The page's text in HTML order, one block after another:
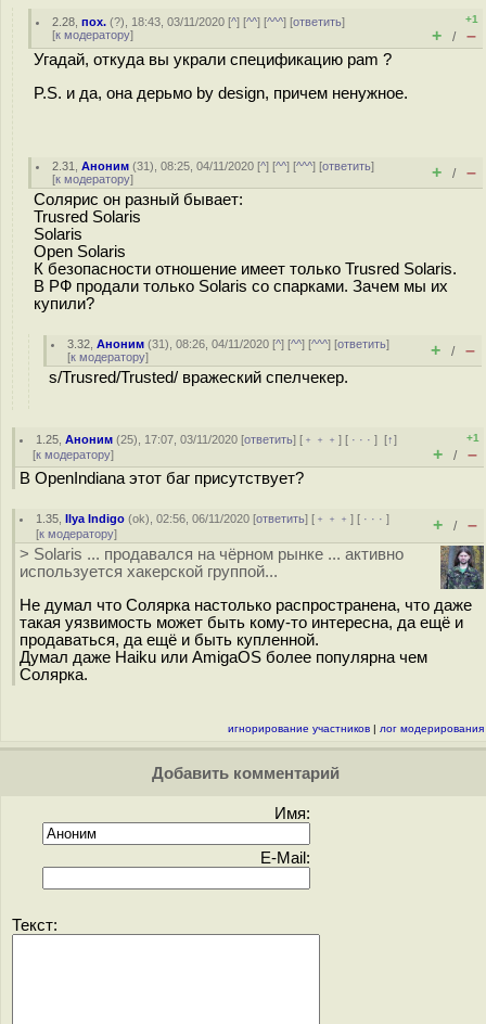
2.28 ,пох. (?), 18:43, 03/11/2020 [^] [^^] [^^^] [ответить]
[к модератору]
+1
+ / –
Угадай, откуда вы украли спецификацию pam ?
P.S. и да, она дерьмо by design, причем ненужное.
2.31 ,Аноним (31), 08:25, 04/11/2020 [^] [^^] [^^^] [ответить]
[к модератору] + / –
Солярис он разный бывает:
Trusred Solaris
Solaris
Open Solaris
К безопасности отношение имеет только Trusred Solaris.
В РФ продали только Solaris со спарками. Зачем мы их
купили?
3.32 ,Аноним (31), 08:26, 04/11/2020 [^] [^^] [^^^] [ответить]
[к модератору] + / –
s/Trusred/Trusted/ вражеский спелчекер.
1.25 ,Аноним (25), 17:07, 03/11/2020 [ответить] [ ﹢﹢﹢] [ · · ·][↑]
[к модератору]
+1
+ / –
В OpenIndiana этот баг присутствует?
1.35 ,Ilya Indigo (ok), 02:56, 06/11/2020 [ответить] [ ﹢﹢﹢] [ · · ·]
[к модератору] + / –
> Solaris ... продавался на чёрном рынке ... активно
используется хакерской группой...
Не думал что Солярка настолько распространена, что даже
такая уязвимость может быть кому-то интересна, да ещё и
продаваться, да ещё и быть купленной.
Думал даже Haiku или AmigaOS более популярна чем
Солярка.
игнорирование участников | лог модерирования
Добавить комментарий
Имя:
E-Mail:
Текст: